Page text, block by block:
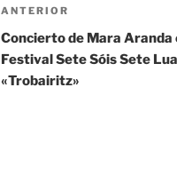
de
entradas
Entrada
anterior:
ANTERIOR
Concierto de Mara Aranda
Festival Sete Sóis Sete
«Trobairitz»